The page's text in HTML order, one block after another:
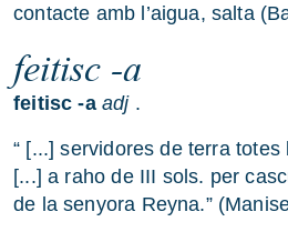
contacte amb l’aigua, salta
feitisc -a
feitisc -a adj.
“ [...] servidores de terra totes
[...] a raho de III sols. per
de la senyora Reyna.”